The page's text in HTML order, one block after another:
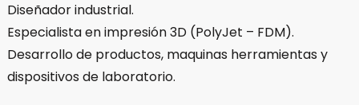
Diseñador industrial.
Especialista en impresión 3D (PolyJet – FDM).
Desarrollo de productos, maquinas herramientas y
dispositivos de laboratorio.